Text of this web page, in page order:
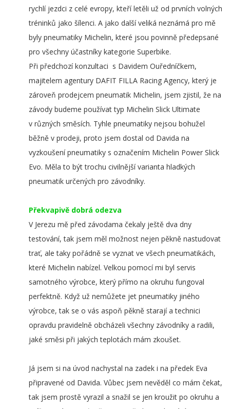
rychlí jezdci z celé evropy, kteří letěli už od prvních volných
tréninků jako šílenci. A jako další veliká neznámá pro mě
byly pneumatiky Michelin, které jsou povinně předepsané
pro všechny účastníky kategorie Superbike.
Při předchozí konzultaci s Davidem Ouředníčkem,
majitelem agentury DAFIT FILLA Racing Agency, který je
zároveň prodejcem pneumatik Michelin, jsem zjistil, že na
závody budeme používat typ Michelin Slick Ultimate
v různých směsích. Tyhle pneumatiky nejsou bohužel
běžně v prodeji, proto jsem dostal od Davida na
vyzkoušení pneumatiky s označením Michelin Power Slick
Evo. Měla to být trochu civilnější varianta hladkých
pneumatik určených pro závodníky.
Překvapivě dobrá odezva
V Jerezu mě před závodama čekaly ještě dva dny
testování, tak jsem měl možnost nejen pěkně nastudovat
trať, ale taky pořádně se vyznat ve všech pneumatikách,
které Michelin nabízel. Velkou pomocí mi byl servis
samotného výrobce, který přímo na okruhu fungoval
perfektně. Když už nemůžete jet pneumatiky jiného
výrobce, tak se o vás aspoň pěkně starají a technici
opravdu pravidelně obcházeli všechny závodníky a radili,
jaké směsi při jakých teplotách mám zkoušet.
Já jsem si na úvod nachystal na zadek i na předek Eva
připravené od Davida. Vůbec jsem nevěděl co mám čekat,
tak jsem prostě vyrazil a snažil se jen kroužit po okruhu a